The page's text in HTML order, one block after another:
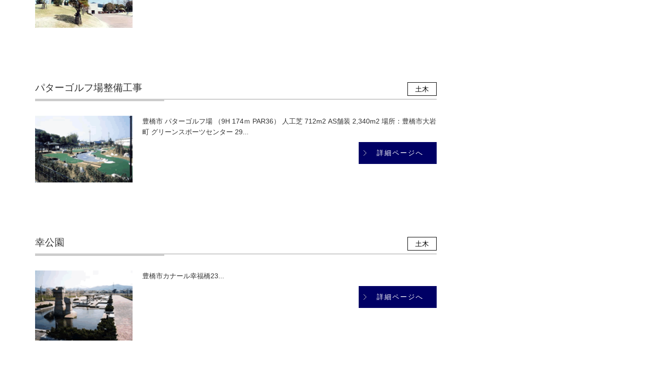
土木
パターゴルフ場整備工事
豊橋市 パターゴルフ場 （9H 174ｍ PAR36） 人工芝 712m2 AS舗装 2,340m2 場所：豊橋市大岩
町 グリーンスポーツセンター 29...
詳細ページへ
土木
幸公園
豊橋市カナール幸福橋23...
詳細ページへ